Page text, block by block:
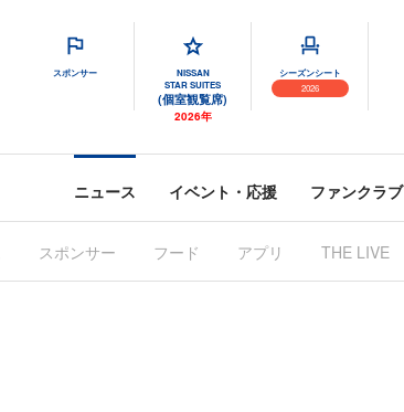
スポンサー
NISSAN
STAR SUITES
(個室観覧席)
2026年
シーズンシート
2026
ニュース イベント・応援 ファンクラブ
スポンサー フード アプリ THE LIVE